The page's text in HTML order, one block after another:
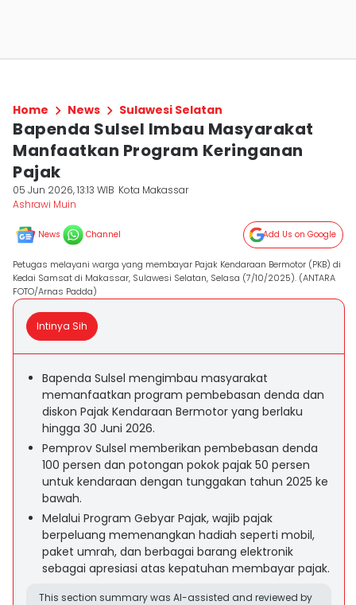
Home News Sulawesi Selatan
Bapenda Sulsel Imbau Masyarakat
Manfaatkan Program Keringanan
Pajak
05 Jun 2026, 13:13 WIB Kota Makassar
Ashrawi Muin
News Channel Add Us on Google
Petugas melayani warga yang membayar Pajak Kendaraan Bermotor (PKB) di
Kedai Samsat di Makassar, Sulawesi Selatan, Selasa (7/10/2025). (ANTARA
FOTO/Arnas Padda)
Intinya Sih
Bapenda Sulsel mengimbau masyarakat
memanfaatkan program pembebasan denda dan
diskon Pajak Kendaraan Bermotor yang berlaku
hingga 30 Juni 2026.
Pemprov Sulsel memberikan pembebasan denda
100 persen dan potongan pokok pajak 50 persen
untuk kendaraan dengan tunggakan tahun 2025 ke
bawah.
Melalui Program Gebyar Pajak, wajib pajak
berpeluang memenangkan hadiah seperti mobil,
paket umrah, dan berbagai barang elektronik
sebagai apresiasi atas kepatuhan membayar pajak.
This section summary was AI-assisted and reviewed by